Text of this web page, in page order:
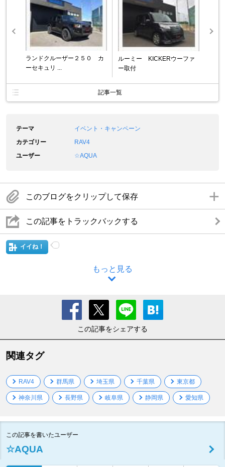
ランドクルーザー２５０ カ
ーセキュリ ...
ルーミー KICKERウーファ
ー取付
記事一覧
テーマ
イベント・キャンペーン
カテゴリー
RAV4
ユーザー
☆AQUA
このブログをクリップして保存
この記事をトラックバックする
イイね！
もっと見る
この記事をシェアする
関連タグ
RAV4 群馬県 埼玉県 千葉県 東京都
神奈川県 長野県 岐阜県 静岡県 愛知県
この記事を書いたユーザー
☆AQUA